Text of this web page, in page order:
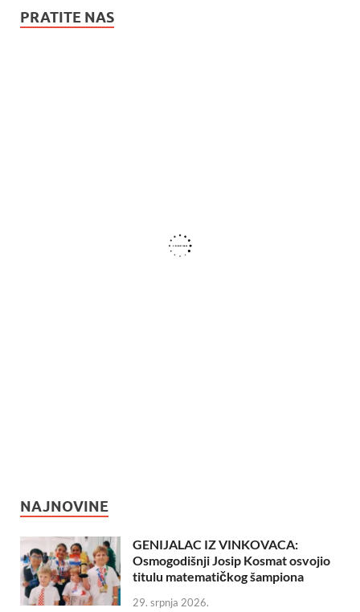
PRATITE NAS
NAJNOVINE
GENIJALAC IZ VINKOVACA:
Osmogodišnji Josip Kosmat osvojio
titulu matematičkog šampiona
29. srpnja 2026.